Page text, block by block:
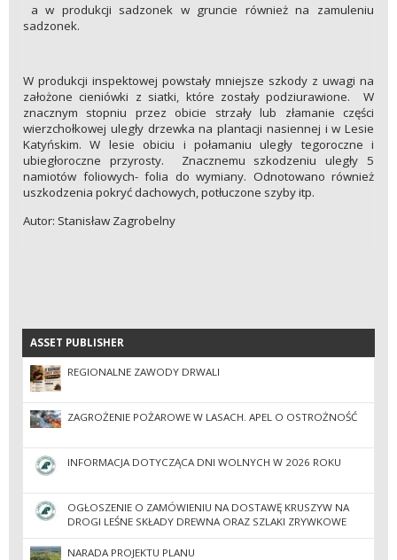
a w produkcji sadzonek w gruncie również na zamuleniu
sadzonek.
W produkcji inspektowej powstały mniejsze szkody z uwagi na
założone cieniówki z siatki, które zostały podziurawione. W
znacznym stopniu przez obicie strzały lub złamanie części
wierzchołkowej uległy drzewka na plantacji nasiennej i w Lesie
Katyńskim. W lesie obiciu i połamaniu uległy tegoroczne i
ubiegłoroczne przyrosty. Znacznemu szkodzeniu uległy 5
namiotów foliowych- folia do wymiany. Odnotowano również
uszkodzenia pokryć dachowych, potłuczone szyby itp.
Autor: Stanisław Zagrobelny
ASSET PUBLISHER
ASSET PUBLISHER
REGIONALNE ZAWODY DRWALI
ZAGROŻENIE POŻAROWE W LASACH. APEL O OSTROŻNOŚĆ
INFORMACJA DOTYCZĄCA DNI WOLNYCH W 2026 ROKU
OGŁOSZENIE O ZAMÓWIENIU NA DOSTAWĘ KRUSZYW NA
DROGI LEŚNE SKŁADY DREWNA ORAZ SZLAKI ZRYWKOWE
NARADA PROJEKTU PLANU